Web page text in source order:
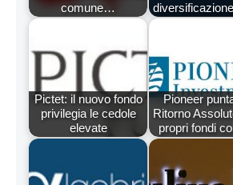
comune…
Pictet: il nuovo fondo
privilegia le cedole
elevate
Pioneer
Ritorno
propri fondi